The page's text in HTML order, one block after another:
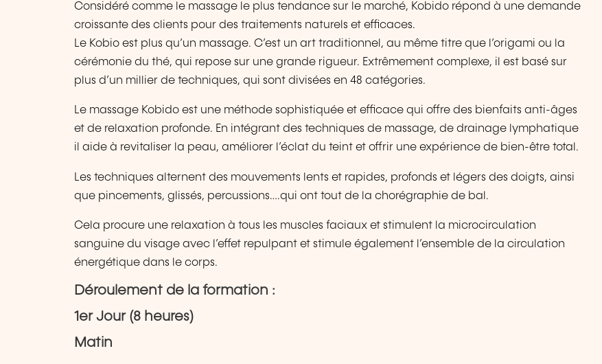
Considéré comme le massage le plus tendance sur le marché, Kobido répond à une demande
croissante des clients pour des traitements naturels et efficaces.
Le Kobio est plus qu’un massage. C’est un art traditionnel, au même titre que l’origami ou la
cérémonie du thé, qui repose sur une grande rigueur. Extrêmement complexe, il est basé sur
plus d’un millier de techniques, qui sont divisées en 48 catégories.
Le massage Kobido est une méthode sophistiquée et efficace qui offre des bienfaits anti-âges
et de relaxation profonde. En intégrant des techniques de massage, de drainage lymphatique
il aide à revitaliser la peau, améliorer l’éclat du teint et offrir une expérience de bien-être total.
Les techniques alternent des mouvements lents et rapides, profonds et légers des doigts, ainsi
que pincements, glissés, percussions….qui ont tout de la chorégraphie de bal.
Cela procure une relaxation à tous les muscles faciaux et stimulent la microcirculation
sanguine du visage avec l’effet repulpant et stimule également l’ensemble de la circulation
énergétique dans le corps.
Déroulement de la formation :
1er Jour (8 heures)
Matin